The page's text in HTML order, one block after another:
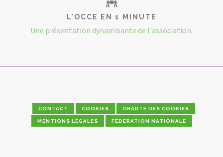
L'OCCE EN 1 MINUTE
Une présentation dynamisante de l'association.
CONTACT COOKIES CHARTE DES COOKIES
MENTIONS LÉGALES FÉDÉRATION NATIONALE